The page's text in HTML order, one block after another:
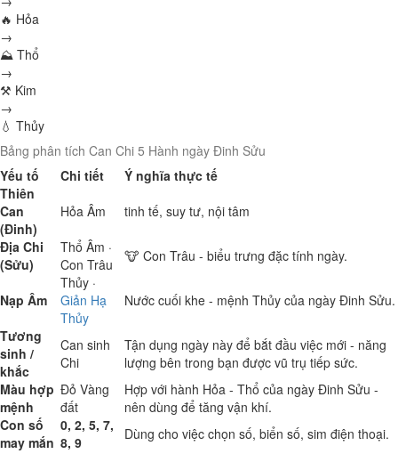
🔥 Hỏa
→
⛰ Thổ
→
⚒ Kim
→
💧 Thủy
Bảng phân tích Can Chi 5 Hành ngày Đinh Sửu
Yếu tố
Chi tiết
Ý nghĩa thực tế
Thiên
Can
(Đinh)
Hỏa Âm
tinh tế, suy tư, nội tâm
Địa Chi
(Sửu)
Thổ Âm ·
Con Trâu
🐮 Con Trâu - biểu trưng đặc tính ngày.
Nạp Âm
Thủy ·
Giản Hạ
Thủy
Nước cuối khe - mệnh Thủy của ngày Đinh Sửu.
Tương
sinh /
khắc
Can sinh
Chi
Tận dụng ngày này để bắt đầu việc mới - năng
lượng bên trong bạn được vũ trụ tiếp sức.
Màu hợp
mệnh
Đỏ Vàng
đất
Hợp với hành Hỏa - Thổ của ngày Đinh Sửu -
nên dùng để tăng vận khí.
Con số
may mắn
0, 2, 5, 7,
8, 9
Dùng cho việc chọn số, biển số, sim điện thoại.